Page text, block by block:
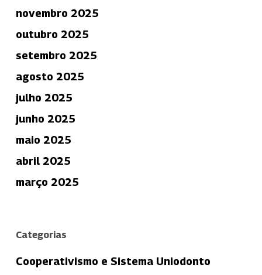
novembro 2025
outubro 2025
setembro 2025
agosto 2025
julho 2025
junho 2025
maio 2025
abril 2025
março 2025
Categorias
Cooperativismo e Sistema Uniodonto